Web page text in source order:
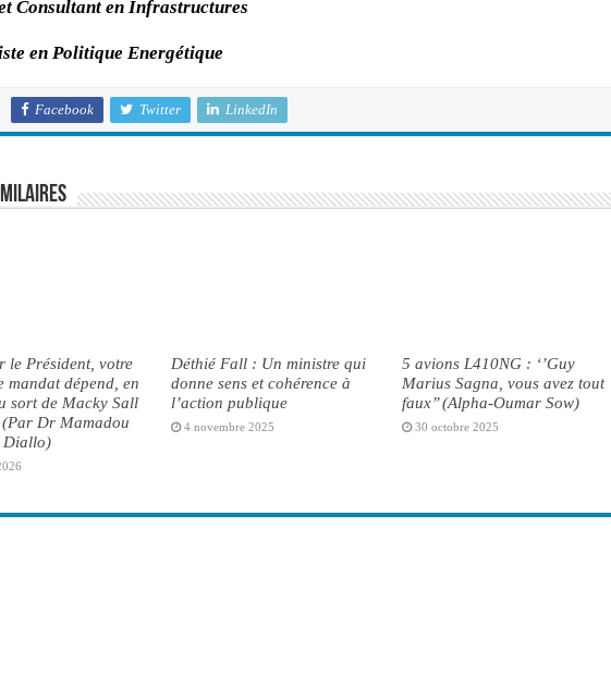
Consultant en Infrastructures
en Politique Energétique
Facebook Twitter LinkedIn
le Président, votre
mandat dépend, en
sort de Macky Sall
(Par Dr Mamadou
Diallo)
Déthié Fall : Un ministre qui
donne sens et cohérence à
l’action publique
4 novembre 2025
5 avions L410NG : ‘’Guy
Marius Sagna, vous avez tout
faux’’ (Alpha-Oumar Sow)
30 octobre 2025